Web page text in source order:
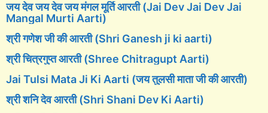
जय देव जय देव जय मंगल मूर्ति आरती (Jai Dev Jai Dev Jai
Mangal Murti Aarti)
श्री गणेश जी की आरती (Shri Ganesh ji ki aarti)
श्री चित्रगुप्त आरती (Shree Chitragupt Aarti)
Jai Tulsi Mata Ji Ki Aarti (जय तुलसी माता जी की आरती)
श्री शनि देव आरती (Shri Shani Dev Ki Aarti)